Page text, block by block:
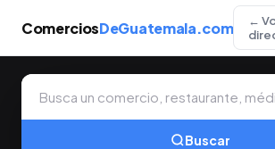
ComerciosDeGuatemala.com
←
Buscar